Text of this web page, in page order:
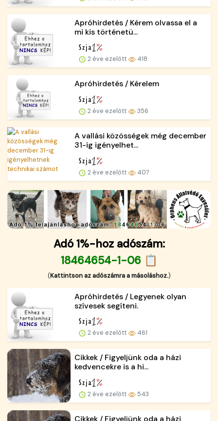
Apróhirdetés / Kérem olvassa el a
mi kis történetü...
2 éve ezelőtt 418
Apróhirdetés / Kérelem
2 éve ezelőtt 356
A vallási közösségek még december
31-ig igényelhet...
2 éve ezelőtt 407
Adó 1%-hoz adószám:
18464654-1-06 📋
(Kattintson az adószámra a másoláshoz.)
Apróhirdetés / Legyenek olyan
szívesek segíteni.
2 éve ezelőtt 461
Cikkek / Figyeljünk oda a házi
kedvencekre is a hi...
2 éve ezelőtt 543
Cikkek / Figyeljünk oda a házi